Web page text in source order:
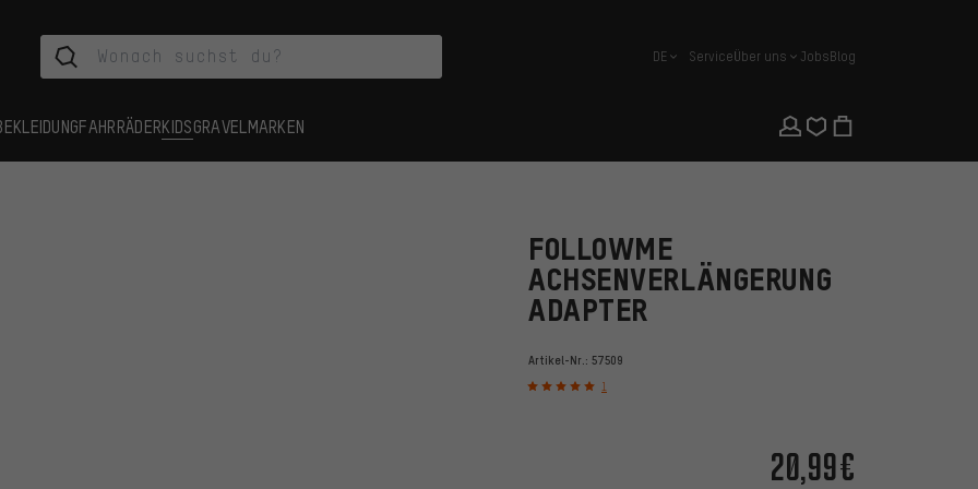
Deutsch
DE ServiceÜber uns JobsBlog
FAHRRÄDERKIDSGRAVEL MARKEN
FOLLOWME
ACHSENVERLÄNGERUNG
ADAPTER
Artikel-Nr.: 57509
1
20,99€